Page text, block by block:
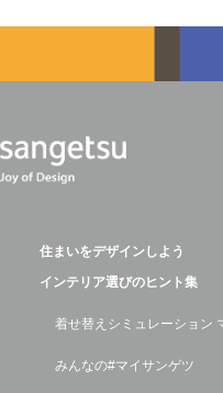
住まいをデザインしよう
インテリア選びのヒント集
着せ替えシミュレーション
みんなの#マイサンゲツ